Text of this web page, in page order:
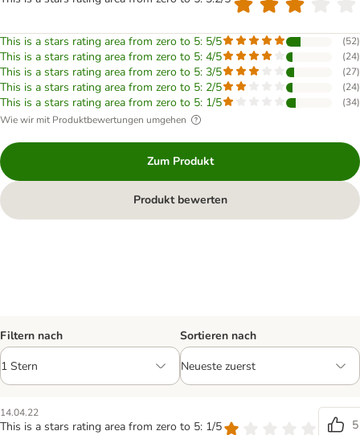
This is a stars rating area from zero to 5: 5/5 (52)
This is a stars rating area from zero to 5: 4/5 (24)
This is a stars rating area from zero to 5: 3/5 (27)
This is a stars rating area from zero to 5: 2/5 (24)
This is a stars rating area from zero to 5: 1/5 (34)
Wie wir mit Produktbewertungen umgehen
Zum Produkt
Produkt bewerten
Filtern nach Sortieren nach
14.04.22
This is a stars rating area from zero to 5: 1/5
5